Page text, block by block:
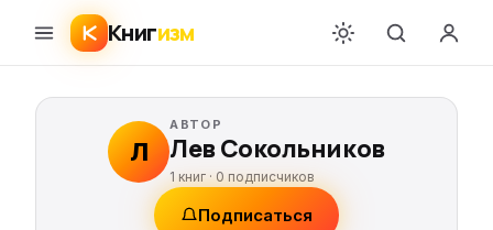
Книгизм
Л
АВТОР
Лев Сокольников
1 книг ·0 подписчиков
Подписаться